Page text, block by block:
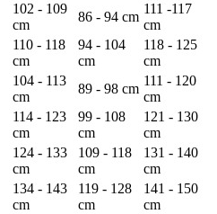
102 - 109
cm
86 - 94 cm
111 -117
cm
110 - 118
cm
94 - 104
cm
118 - 125
cm
104 - 113
cm
89 - 98 cm
111 - 120
cm
114 - 123
cm
99 - 108
cm
121 - 130
cm
124 - 133
cm
109 - 118
cm
131 - 140
cm
134 - 143
cm
119 - 128
cm
141 - 150
cm